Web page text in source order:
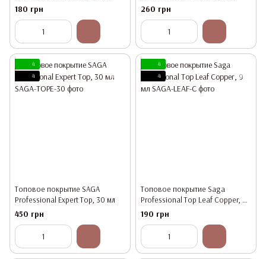
180 грн 260 грн
4
4
Топовое покрытие SAGA
Professional Expert Top, 30 мл
450 грн
4
4
Топовое покрытие Saga
Professional Top Leaf Copper, 9
мл
190 грн